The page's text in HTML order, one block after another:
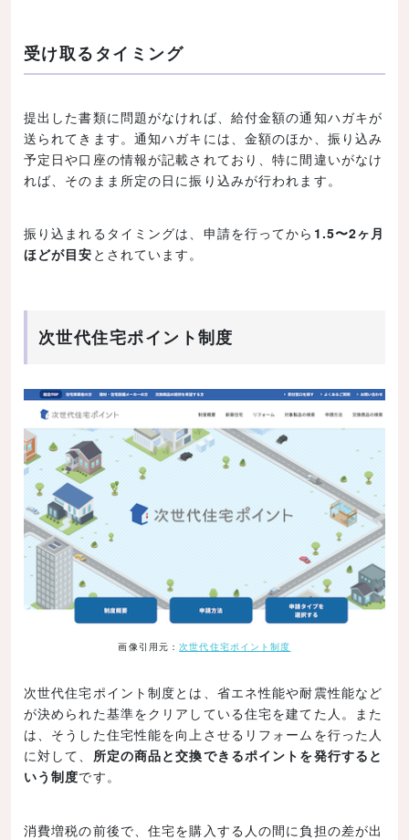
受け取るタイミング
提出した書類に問題がなければ、給付金額の通知ハガキが
送られてきます。通知ハガキには、金額のほか、振り込み
予定日や口座の情報が記載されており、特に間違いがなけ
れば、そのまま所定の日に振り込みが行われます。
振り込まれるタイミングは、申請を行ってから 1.5〜2ヶ月
ほどが目安 とされています。
次世代住宅ポイント制度
画像引用元：次世代住宅ポイント制度
次世代住宅ポイント制度とは、省エネ性能や耐震性能など
が決められた基準をクリアしている住宅を建てた人。また
は、そうした住宅性能を向上させるリフォームを行った人
に対して、 所定の商品と交換できるポイントを発行すると
いう制度です。
消費増税の前後で、住宅を購入する人の間に負担の差が出